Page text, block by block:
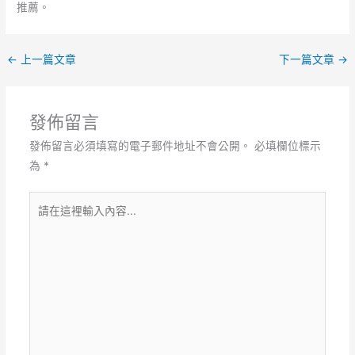
推薦。
← 上一篇文章 下一篇文章 →
發佈留言
發佈留言必須填寫的電子郵件地址不會公開。 必填欄位標示
為 *
在